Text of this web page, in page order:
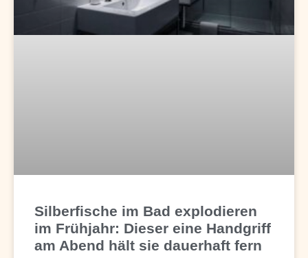
Silberfische im Bad explodieren
im Frühjahr: Dieser eine Handgriff
am Abend hält sie dauerhaft fern